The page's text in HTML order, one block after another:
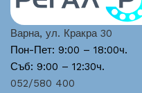
Варна, ул. Кракра 30
Пон-Пет: 9:00 – 18:00ч.
Съб: 9:00 – 12:30ч.
052/580 400